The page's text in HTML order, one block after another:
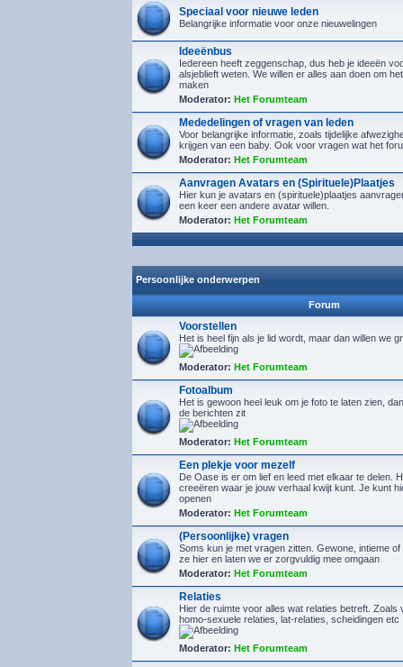
Speciaal voor nieuwe leden
Belangrijke informatie voor onze nieuwelingen
Ideeënbus
Iedereen heeft zeggenschap, dus heb je ideeën
alsjeblieft weten. We willen er alles aan doen om
maken
Moderator: Het Forumteam
Mededelingen of vragen van leden
Voor belangrijke informatie, zoals tijdelijke
krijgen van een baby. Ook voor vragen wat het
Moderator: Het Forumteam
Aanvragen Avatars en (Spirituele)Plaatjes
Hier kun je avatars en (spirituele)plaatjes
een keer een andere avatar willen.
Moderator: Het Forumteam
Persoonlijke onderwerpen
Forum
Voorstellen
Het is heel fijn als je lid wordt, maar dan willen we
Moderator: Het Forumteam
Fotoalbum
Het is gewoon heel leuk om je foto te laten zien,
de berichten zit
Moderator: Het Forumteam
Een plekje voor mezelf
De Oase is er om lief en leed met elkaar te delen.
creeëren waar je jouw verhaal kwijt kunt. Je kunt
openen
Moderator: Het Forumteam
(Persoonlijke) vragen
Soms kun je met vragen zitten. Gewone, intieme
ze hier en laten we er zorgvuldig mee omgaan
Moderator: Het Forumteam
Relaties
Hier de ruimte voor alles wat relaties betreft. Zoals
homo-sexuele relaties, lat-relaties, scheidingen etc
Moderator: Het Forumteam